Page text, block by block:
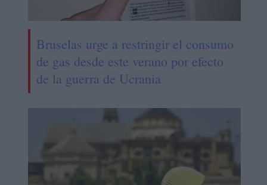
Bruselas urge a restringir el consumo
de gas desde este verano por efecto
de la guerra de Ucrania